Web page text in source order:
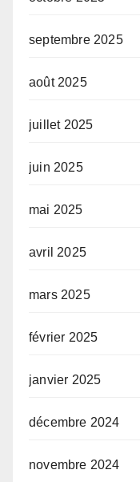
septembre 2025
août 2025
juillet 2025
juin 2025
mai 2025
avril 2025
mars 2025
février 2025
janvier 2025
décembre 2024
novembre 2024